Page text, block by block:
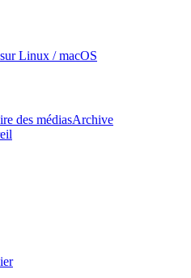
Linux / macOS
des médiasArchive